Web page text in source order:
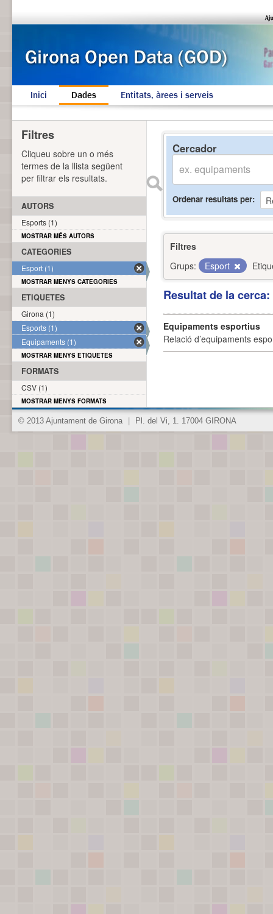
Inici Dades Entitats, àrees i serveis
Cercador
Ordenar resultats per
Filtres
Grups:
Esport
Resultat de la
Equipaments esportius
Relació d’equipaments
Filtres
Cliqueu sobre un o més
termes de la llista següent
per filtrar els resultats.
AUTORS
Esports (1)
MOSTRAR MÉS AUTORS
CATEGORIES
Esport (1)
MOSTRAR MENYS CATEGORIES
ETIQUETES
Girona (1)
Esports (1)
Equipaments (1)
MOSTRAR MENYS ETIQUETES
FORMATS
CSV (1)
MOSTRAR MENYS FORMATS
© 2013 Ajuntament de Girona Pl. del Vi, 1. 17004 GIRONA